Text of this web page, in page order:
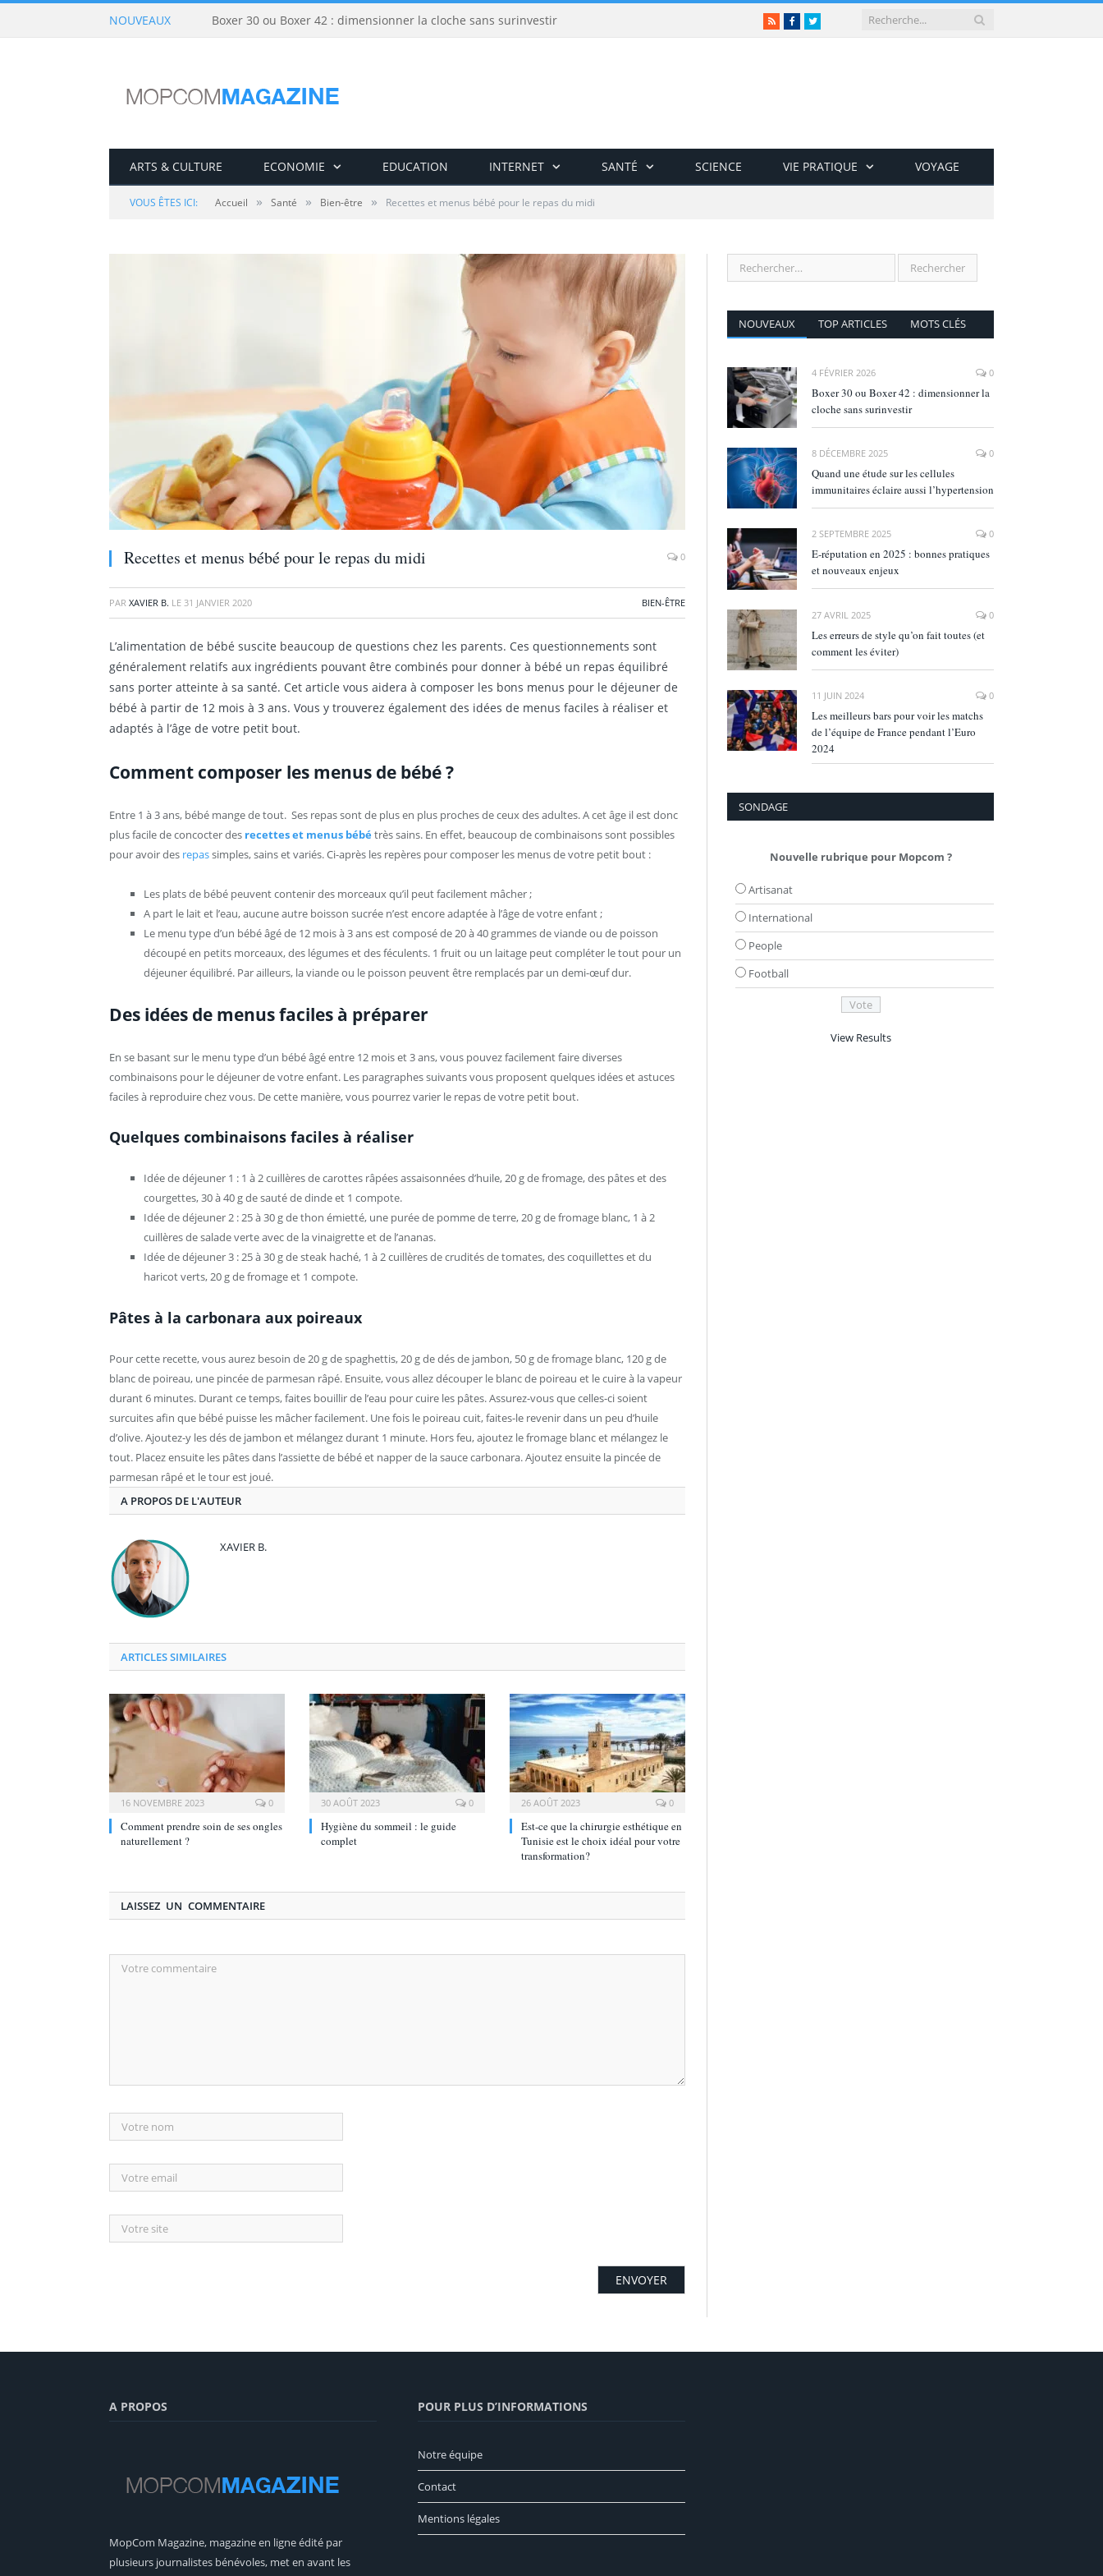
NOUVEAUX Boxer 30 ou Boxer 42 : dimensionner la cloche sans surinvestir RSSFacebookTwitter
ARTS & CULTURE ECONOMIE EDUCATION INTERNET SANTÉ SCIENCE VIE PRATIQUE VOYAGE
VOUS ÊTES ICI: Accueil » Santé » Bien-être » Recettes et menus bébé pour le repas du midi
Recettes et menus bébé pour le repas du midi 0
PAR XAVIER B. LE 31 JANVIER 2020 BIEN-ÊTRE
L’alimentation de bébé suscite beaucoup de questions chez les parents. Ces questionnements sont
généralement relatifs aux ingrédients pouvant être combinés pour donner à bébé un repas équilibré
sans porter atteinte à sa santé. Cet article vous aidera à composer les bons menus pour le déjeuner de
bébé à partir de 12 mois à 3 ans. Vous y trouverez également des idées de menus faciles à réaliser et
adaptés à l’âge de votre petit bout.
Comment composer les menus de bébé ?
Entre 1 à 3 ans, bébé mange de tout. Ses repas sont de plus en plus proches de ceux des adultes. A cet âge il est donc
plus facile de concocter des recettes et menus bébé très sains. En effet, beaucoup de combinaisons sont possibles
pour avoir des repassimples, sains et variés. Ci-après les repères pour composer les menus de votre petit bout :
Les plats de bébé peuvent contenir des morceaux qu’il peut facilement mâcher ;
A part le lait et l’eau, aucune autre boisson sucrée n’est encore adaptée à l’âge de votre enfant ;
Le menu type d’un bébé âgé de 12 mois à 3 ans est composé de 20 à 40 grammes de viande ou de poisson
découpé en petits morceaux, des légumes et des féculents. 1 fruit ou un laitage peut compléter le tout pour un
déjeuner équilibré. Par ailleurs, la viande ou le poisson peuvent être remplacés par un demi-œuf dur.
Des idées de menus faciles à préparer
En se basant sur le menu type d’un bébé âgé entre 12 mois et 3 ans, vous pouvez facilement faire diverses
combinaisons pour le déjeuner de votre enfant. Les paragraphes suivants vous proposent quelques idées et astuces
faciles à reproduire chez vous. De cette manière, vous pourrez varier le repas de votre petit bout.
Quelques combinaisons faciles à réaliser
Idée de déjeuner 1 : 1 à 2 cuillères de carottes râpées assaisonnées d’huile, 20 g de fromage, des pâtes et des
courgettes, 30 à 40 g de sauté de dinde et 1 compote.
Idée de déjeuner 2 : 25 à 30 g de thon émietté, une purée de pomme de terre, 20 g de fromage blanc, 1 à 2
cuillères de salade verte avec de la vinaigrette et de l’ananas.
Idée de déjeuner 3 : 25 à 30 g de steak haché, 1 à 2 cuillères de crudités de tomates, des coquillettes et du
haricot verts, 20 g de fromage et 1 compote.
Pâtes à la carbonara aux poireaux
Pour cette recette, vous aurez besoin de 20 g de spaghettis, 20 g de dés de jambon, 50 g de fromage blanc, 120 g de
blanc de poireau, une pincée de parmesan râpé. Ensuite, vous allez découper le blanc de poireau et le cuire à la vapeur
durant 6 minutes. Durant ce temps, faites bouillir de l’eau pour cuire les pâtes. Assurez-vous que celles-ci soient
surcuites afin que bébé puisse les mâcher facilement. Une fois le poireau cuit, faites-le revenir dans un peu d’huile
d’olive. Ajoutez-y les dés de jambon et mélangez durant 1 minute. Hors feu, ajoutez le fromage blanc et mélangez le
tout. Placez ensuite les pâtes dans l’assiette de bébé et napper de la sauce carbonara. Ajoutez ensuite la pincée de
parmesan râpé et le tour est joué.
A PROPOS DE L'AUTEUR
XAVIER B.
ARTICLES SIMILAIRES
16 NOVEMBRE 2023 0
Comment prendre soin de ses ongles
naturellement ?
30 AOÛT 2023 0
Hygiène du sommeil : le guide
complet
26 AOÛT 2023 0
Est-ce que la chirurgie esthétique en
Tunisie est le choix idéal pour votre
transformation?
LAISSEZ UN COMMENTAIRE
NOUVEAUX TOP ARTICLES MOTS CLÉS
4 FÉVRIER 2026 0
Boxer 30 ou Boxer 42 : dimensionner la
cloche sans surinvestir
8 DÉCEMBRE 2025 0
Quand une étude sur les cellules
immunitaires éclaire aussi l’hypertension
2 SEPTEMBRE 2025 0
E‑réputation en 2025 : bonnes pratiques
et nouveaux enjeux
27 AVRIL 2025 0
Les erreurs de style qu’on fait toutes (et
comment les éviter)
11 JUIN 2024 0
Les meilleurs bars pour voir les matchs
de l’équipe de France pendant l’Euro
2024
SONDAGE
Nouvelle rubrique pour Mopcom ?
Artisanat
International
People
Football
View Results
A PROPOS
MopCom Magazine, magazine en ligne édité par
plusieurs journalistes bénévoles, met en avant les
POUR PLUS D’INFORMATIONS
Notre équipe
Contact
Mentions légales